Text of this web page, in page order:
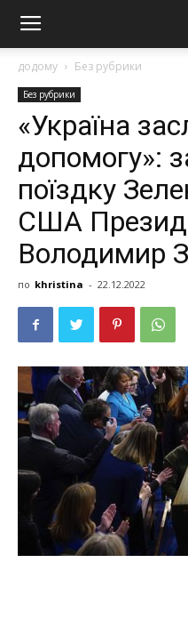
додому Без рубрики
Без рубрики
«Україна
допомогу»:
поїздку
США
Володимир
по khristina - 22.12.2022